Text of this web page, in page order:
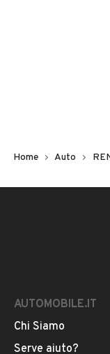
Home Auto
AUTOMOBILE.IT
Chi Siamo
Serve aiuto?